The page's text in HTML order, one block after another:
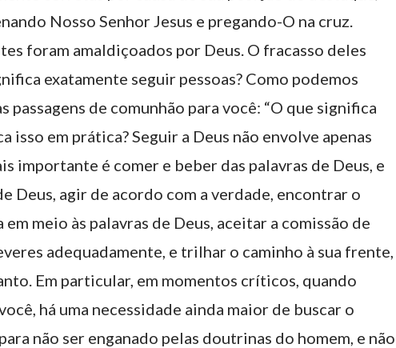
Nosso Senhor Jesus e pregando-O na cruz.
foram amaldiçoados por Deus. O fracasso deles
exatamente seguir pessoas? Como podemos
passagens de comunhão para você: “O que significa
isso em prática? Seguir a Deus não envolve apenas
importante é comer e beber das palavras de Deus, e
Deus, agir de acordo com a verdade, encontrar o
meio às palavras de Deus, aceitar a comissão de
adequadamente, e trilhar o caminho à sua frente,
Em particular, em momentos críticos, quando
há uma necessidade ainda maior de buscar o
não ser enganado pelas doutrinas do homem, e não